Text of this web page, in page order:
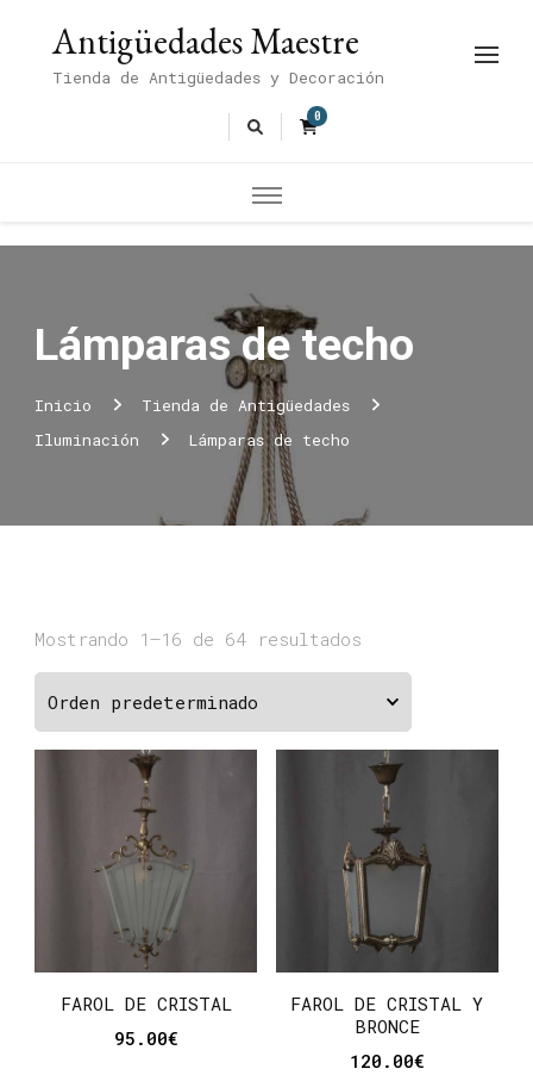
Antigüedades Maestre
Tienda de Antigüedades y Decoración
0
Lámparas de techo
Inicio
Tienda de Antigüedades
Iluminación
Lámparas de techo
Mostrando 1–16 de 64 resultados
FAROL DE CRISTAL
95.00€
FAROL DE CRISTAL Y
BRONCE
120.00€